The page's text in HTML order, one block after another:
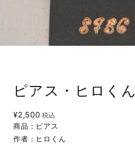
ピアス・ヒロくん
¥2,500 税込
商品：ピアス
作者：ヒロくん